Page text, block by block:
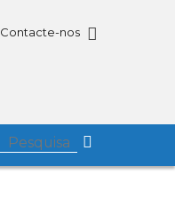
Contacte-nos